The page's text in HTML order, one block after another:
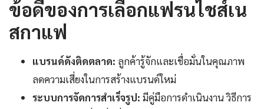
ข้อดีของการเลือกแฟรนไชส์เน
สกาแฟ
แบรนด์ดังติดตลาด: ลูกค้ารู้จักและเชื่อมั่นในคุณภาพ
ลดความเสี่ยงในการสร้างแบรนด์ใหม่
ระบบการจัดการสำเร็จรูป: มีคู่มือการดำเนินงาน วิธีการ